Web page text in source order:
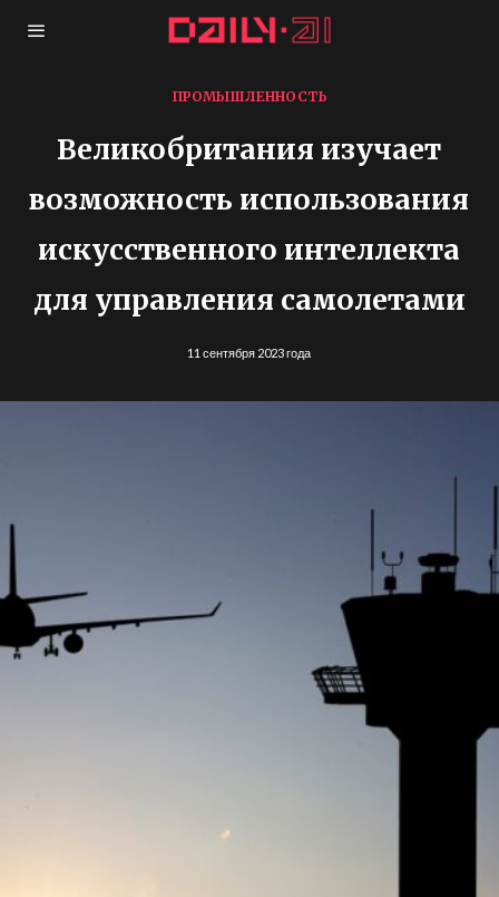
ПРОМЫШЛЕННОСТЬ
Великобритания изучает
возможность использования
искусственного интеллекта
для управления самолетами
11 сентября 2023 года